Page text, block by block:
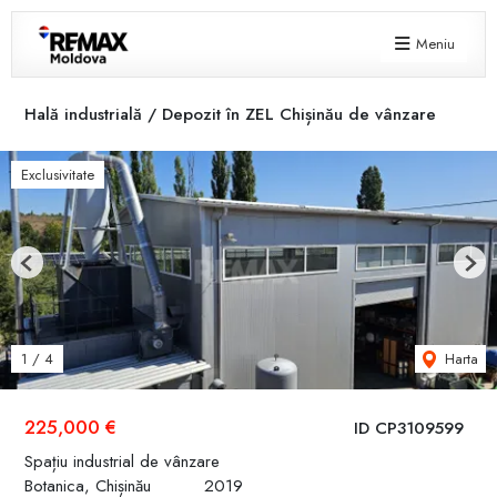
Meniu
Hală industrială / Depozit în ZEL Chișinău de vânzare
ID CP3109599
225,000 €
Spațiu industrial de vânzare
Botanica, Chișinău
2019
Exclusivitate
1 / 4 Harta
Previous Next